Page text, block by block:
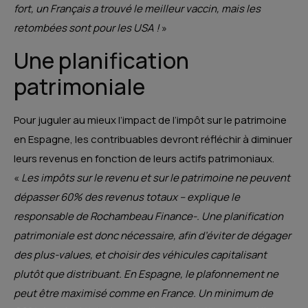
fort, un Français a trouvé le meilleur vaccin, mais les
retombées sont pour les USA !»
Une planification
patrimoniale
Pour juguler au mieux l’impact de l’impôt sur le patrimoine
en Espagne, les contribuables devront réfléchir à diminuer
leurs revenus en fonction de leurs actifs patrimoniaux.
« Les impôts sur le revenu et sur le patrimoine ne peuvent
dépasser 60% des revenus totaux – explique le
responsable de Rochambeau Finance-. Une planification
patrimoniale est donc nécessaire, afin d’éviter de dégager
des plus-values, et choisir des véhicules capitalisant
plutôt que distribuant. En Espagne, le plafonnement ne
peut être maximisé comme en France. Un minimum de